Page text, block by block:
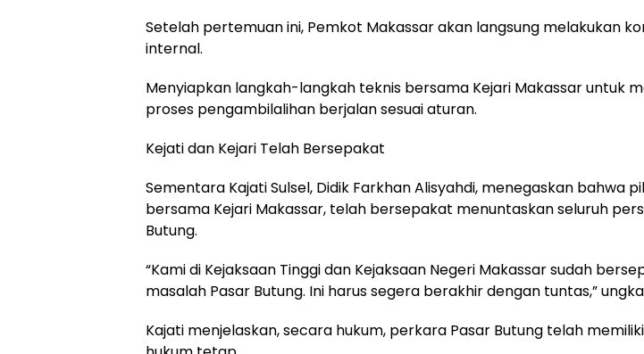
Setelah pertemuan ini, Pemkot Makassar akan langsung melakukan
internal.
Menyiapkan langkah-langkah teknis bersama Kejari Makassar untuk
proses pengambilalihan berjalan sesuai aturan.
Kejati dan Kejari Telah Bersepakat
Sementara Kajati Sulsel, Didik Farkhan Alisyahdi, menegaskan bahwa
bersama Kejari Makassar, telah bersepakat menuntaskan seluruh
Butung.
“Kami di Kejaksaan Tinggi dan Kejaksaan Negeri Makassar sudah
masalah Pasar Butung. Ini harus segera berakhir dengan tuntas,”
Kajati menjelaskan, secara hukum, perkara Pasar Butung telah